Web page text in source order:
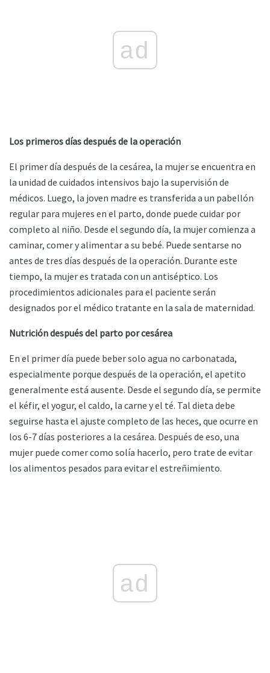
ad
Los primeros días después de la operación
El primer día después de la cesárea, la mujer se encuentra en
la unidad de cuidados intensivos bajo la supervisión de
médicos. Luego, la joven madre es transferida a un pabellón
regular para mujeres en el parto, donde puede cuidar por
completo al niño. Desde el segundo día, la mujer comienza a
caminar, comer y alimentar a su bebé. Puede sentarse no
antes de tres días después de la operación. Durante este
tiempo, la mujer es tratada con un antiséptico. Los
procedimientos adicionales para el paciente serán
designados por el médico tratante en la sala de maternidad.
Nutrición después del parto por cesárea
En el primer día puede beber solo agua no carbonatada,
especialmente porque después de la operación, el apetito
generalmente está ausente. Desde el segundo día, se permite
el kéfir, el yogur, el caldo, la carne y el té. Tal dieta debe
seguirse hasta el ajuste completo de las heces, que ocurre en
los 6-7 días posteriores a la cesárea. Después de eso, una
mujer puede comer como solía hacerlo, pero trate de evitar
los alimentos pesados ​​para evitar el estreñimiento.
ad